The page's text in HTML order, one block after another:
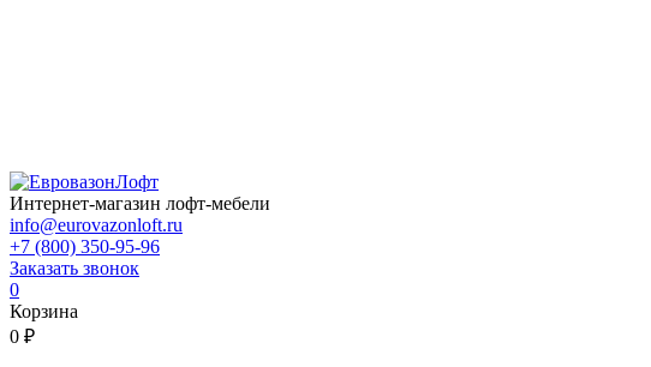
Интернет-магазин лофт-мебели
info@eurovazonloft.ru
+7 (800) 350-95-96
Заказать звонок
0
Корзина
0 ₽